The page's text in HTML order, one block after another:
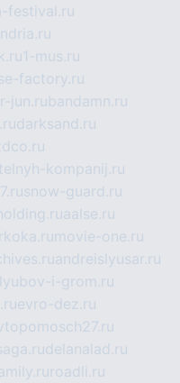
festival.ru
1-mus.ru
factory.ru
jun.rubandamn.ru
darksand.ru
kompanij.ru
snow-guard.ru
aalse.ru
movie-one.ru
andreislyusar.ru
i-grom.ru
evro-dez.ru
delanalad.ru
roadli.ru